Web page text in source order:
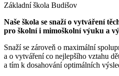
Základní škola Budišov
Naše škola se snaží o vytváření
pro školní i mimoškolní výuku a
Snaží se zároveň o maximální
a o vytváření co nejlepšího vztahu
a tím k dosahování optimálních